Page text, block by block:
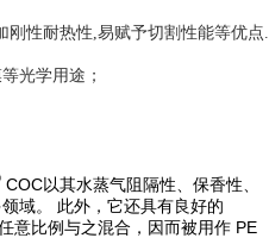
刚性耐热性,易赋予切割性能等优点.
光学用途；
COC以其水蒸气阻隔性、保香性、
域。 此外，它还具有良好的
意比例与之混合，因而被用作 PE